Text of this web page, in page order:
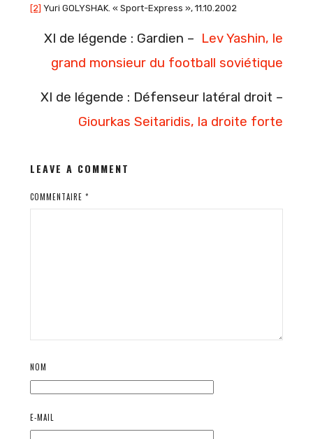
[2] Yuri GOLYSHAK. « Sport-Express », 11.10.2002
XI de légende : Gardien – Lev Yashin, le
grand monsieur du football soviétique
XI de légende : Défenseur latéral droit –
Giourkas Seitaridis, la droite forte
LEAVE A COMMENT
COMMENTAIRE *
NOM
E-MAIL